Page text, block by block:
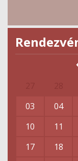
03
04
10
11
17
18